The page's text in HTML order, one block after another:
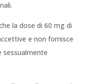
la dose di 60 mg di
e non fornisce